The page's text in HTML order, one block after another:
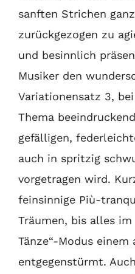
sanften Strichen
zurückgezogen zu
und besinnlich
Musiker den
Variationensatz 3,
Thema
gefälligen,
auch in spritzig
vorgetragen wird.
feinsinnige Più-
Träumen, bis alles im
Tänze“-Modus
entgegenstürmt.